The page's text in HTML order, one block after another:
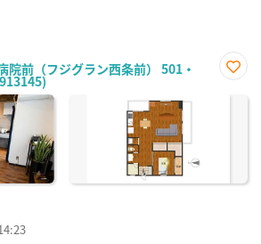
院前（フジグラン西条前） 501・
に入